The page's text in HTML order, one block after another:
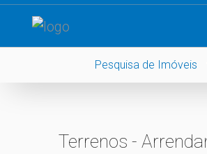
Pesquisa de Imóveis
Terrenos -